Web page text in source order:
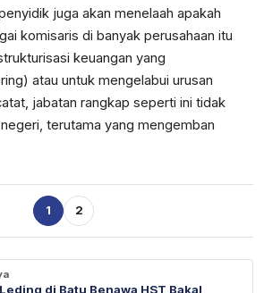
juga akan menelaah apakah
komisaris di banyak perusahaan itu
keuangan yang
atau untuk mengelabui urusan
jabatan rangkap seperti ini tidak
terutama yang mengemban
1 2
di Batu Benawa HST Bakal